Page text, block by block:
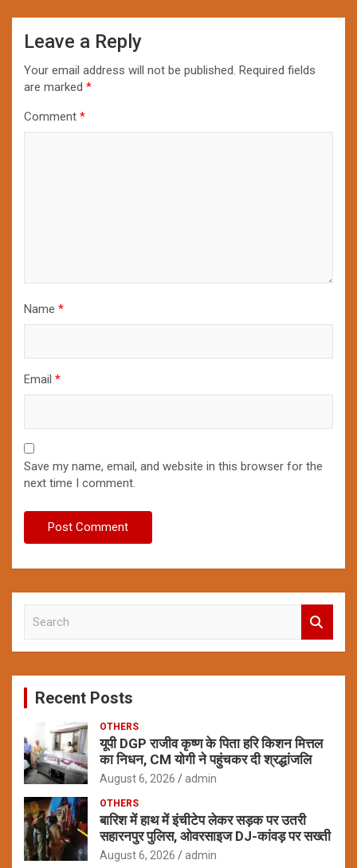
Leave a Reply
Your email address will not be published. Required fields
are marked *
Comment *
Name *
Email *
Save my name, email, and website in this browser for the
next time I comment.
c
Recent Posts
OTHERS
यूपी DGP राजीव कृष्ण के पिता हरि किशन मित्तल
का निधन, CM योगी ने पहुंचकर दी श्रद्धांजलि
August 6, 2026 admin
OTHERS
बारिश में हाथ में इंचीटेप लेकर सड़क पर उतरी
सहारनपुर पुलिस, ओवरसाइज DJ-कांवड़ पर सख्ती
August 6, 2026 admin